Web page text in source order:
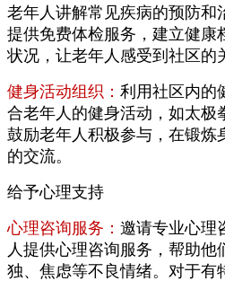
老年人讲解常见疾病的预防和
提供免费体检服务，建立健康
状况，让老年人感受到社区的
健身活动组织： 利用社区内的
合老年人的健身活动，如太极
鼓励老年人积极参与，在锻炼
的交流。
给予心理支持
心理咨询服务： 邀请专业心理
人提供心理咨询服务，帮助他
独、焦虑等不良情绪。对于有